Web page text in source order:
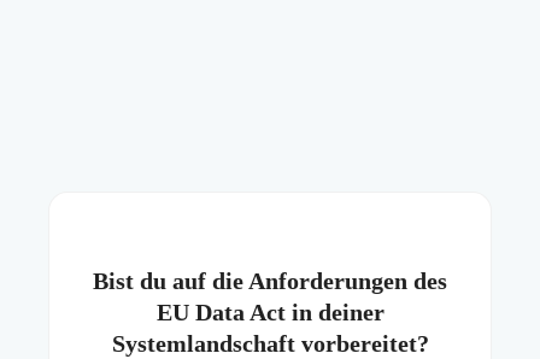
Bist du auf die Anforderungen des
EU Data Act in deiner
Systemlandschaft vorbereitet?